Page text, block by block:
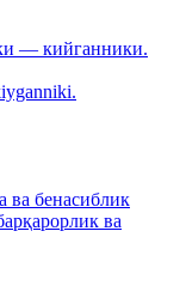
— кийганники.
ва бенасиблик
ва